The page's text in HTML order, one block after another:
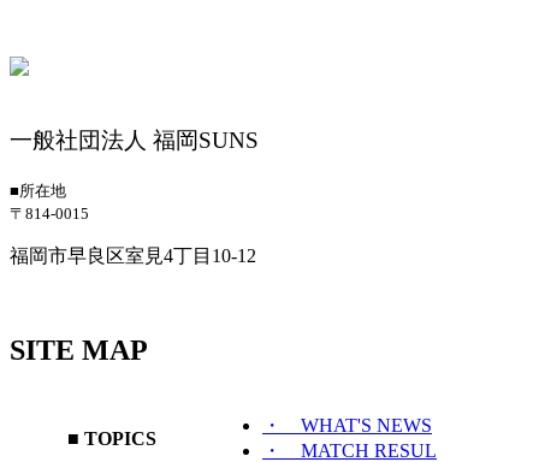
一般社団法人 福岡SUNS
■所在地
〒814-0015
福岡市早良区室見4丁目10-12
SITE MAP
■ TOPICS
・ WHAT'S NEWS
・ MATCH RESUL